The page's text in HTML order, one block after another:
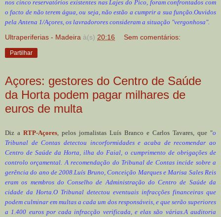
nos cinco reservatórios existentes nas Lajes do Pico, foram confrontados com
o facto de não terem água, ou seja, não estão a cumprir a sua função.Ouvidos
pela Antena 1/Açores, os lavradorores consideram a situação "vergonhosa".
Ultraperiferias - Madeira à(s) 20:16 Sem comentários:
Partilhar
Açores: gestores do Centro de Saúde
da Horta podem pagar milhares de
euros de multa
Diz a RTP-Açores, pelos jornalistas Luís Branco e Carlos Tavares, que "o
Tribunal de Contas detectou incorformidades e acaba de recomendar ao
Centro de Saúde da Horta, ilha do Faial, o cumprimento de obrigações de
controlo orçamental. A recomendação do Tribunal de Contas incide sobre a
gerência do ano de 2008.Luís Bruno, Conceição Marques e Marisa Sales Reis
eram os membros do Conselho de Administração do Centro de Saúde da
cidade da Horta.O Tribunal detectou eventuais infracções financeiras que
podem culminar em multas a cada um dos responsáveis, e que serão superiores
a 1.400 euros por cada infracção verificada, e elas são várias.A auditoria